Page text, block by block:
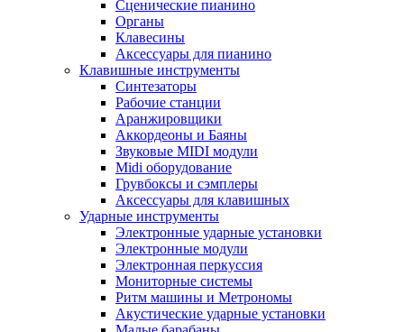
Сценические пианино
Органы
Клавесины
Аксессуары для пианино
Клавишные инструменты
Синтезаторы
Рабочие станции
Аранжировщики
Аккордеоны и Баяны
Звуковые MIDI модули
Midi оборудование
Грувбоксы и сэмплеры
Аксессуары для клавишных
Ударные инструменты
Электронные ударные установки
Электронные модули
Электронная перкуссия
Мониторные системы
Ритм машины и Метрономы
Акустические ударные установки